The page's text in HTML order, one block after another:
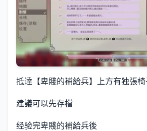
抵達【卑賤的補給兵】上方有独張
建議可以先存檔
经验完卑賤的補給兵後